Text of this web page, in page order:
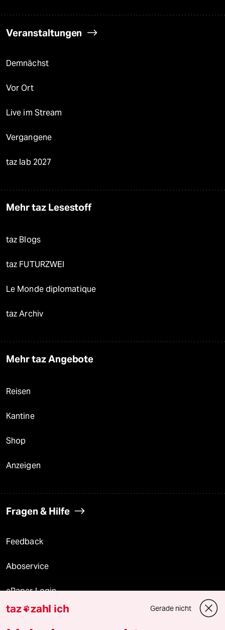
Veranstaltungen
Demnächst
Vor Ort
Live im Stream
Vergangene
taz lab 2027
Mehr taz Lesestoff
taz Blogs
taz FUTURZWEI
Le Monde diplomatique
taz Archiv
Mehr taz Angebote
Reisen
Kantine
Shop
Anzeigen
Fragen & Hilfe
Feedback
Aboservice
ePaper Login
Downloads für Abonnierende
taz zahl ich Gerade nicht